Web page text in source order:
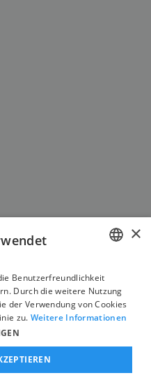
Cases
ENGLISH
×
Benutzerfreundlichkeit
Durch die weitere Nutzung
der Verwendung von Cookies
zu. Weitere Informationen